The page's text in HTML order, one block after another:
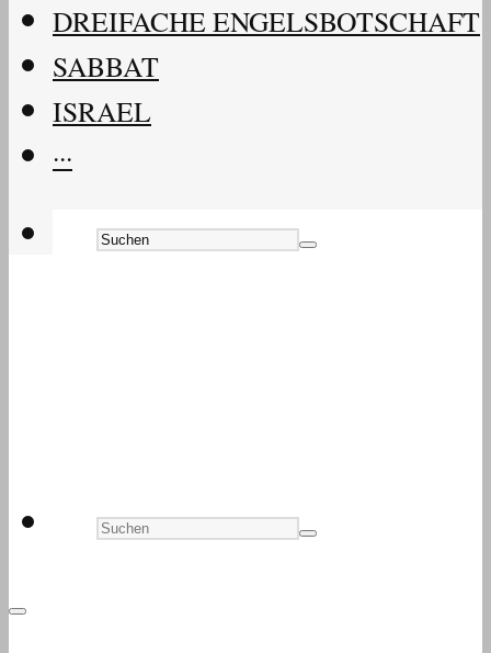
DREIFACHE ENGELSBOTSCHAFT
SABBAT
ISRAEL
···